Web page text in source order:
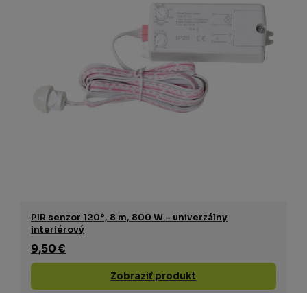
PIR senzor 120°, 8 m, 800 W – univerzálny
interiérový
9,50 €
Zobraziť produkt